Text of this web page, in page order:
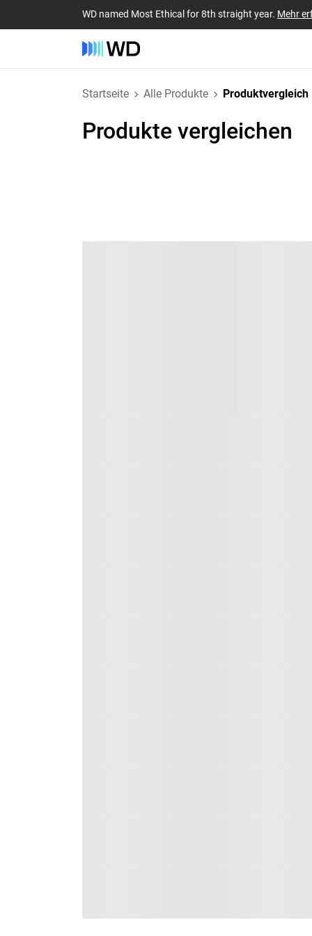
WD named Most Ethical for 8th straight year. Mehr
Startseite Alle Produkte Produktvergleich
Produkte vergleichen